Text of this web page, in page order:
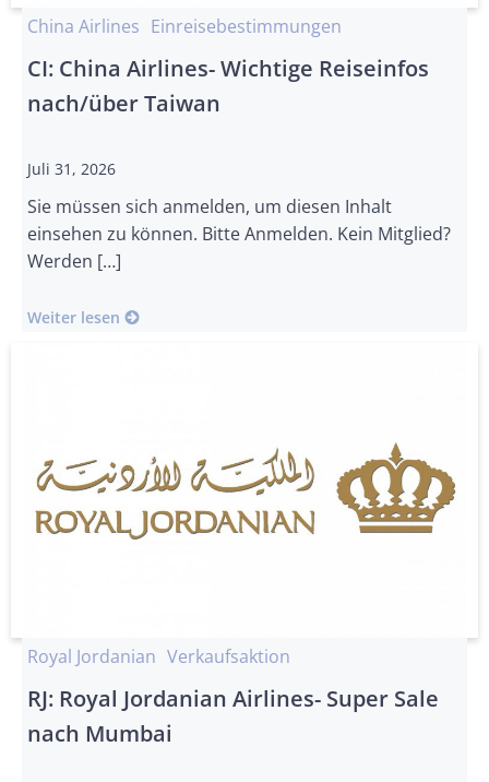
China Airlines Einreisebestimmungen
CI: China Airlines- Wichtige Reiseinfos
nach/über Taiwan
Juli 31, 2026
Sie müssen sich anmelden, um diesen Inhalt
einsehen zu können. Bitte Anmelden. Kein Mitglied?
Werden […]
Weiter lesen
Royal Jordanian Verkaufsaktion
RJ: Royal Jordanian Airlines- Super Sale
nach Mumbai